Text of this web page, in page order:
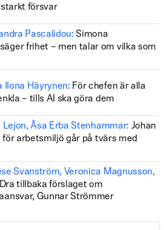
försvar
Pascalidou: Simona
frihet – men talar om vilka som
Ilona Häyrynen: För chefen är alla
– tills AI ska göra dem
Lejon, Åsa Erba Stenhammar: Johan
arbetsmiljö går på tvärs med
Svanström, Veronica Magnusson,
Dra tillbaka förslaget om
Gunnar Strömmer